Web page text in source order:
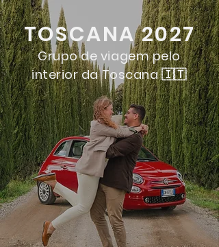
TOSCANA 2027
Grupo de viagem pelo
interior da Toscana 🇮🇹